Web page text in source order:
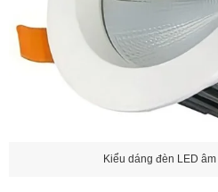
Kiểu dáng đèn LED